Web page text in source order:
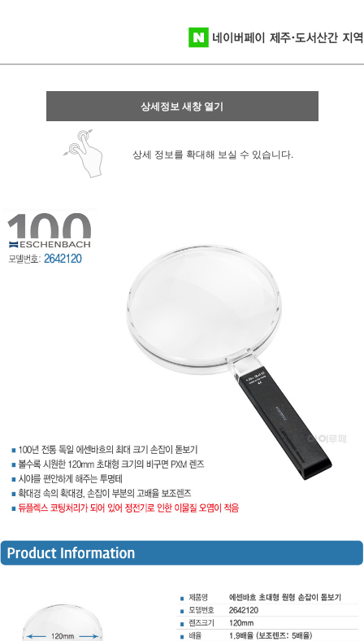
상세정보 새창 열기
상세 정보를 확대해 보실 수 있습니다.